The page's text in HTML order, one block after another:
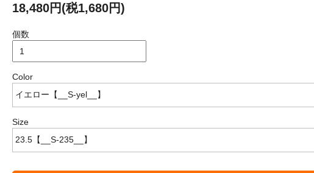
18,480円(税1,680円)
個数
Color
Size